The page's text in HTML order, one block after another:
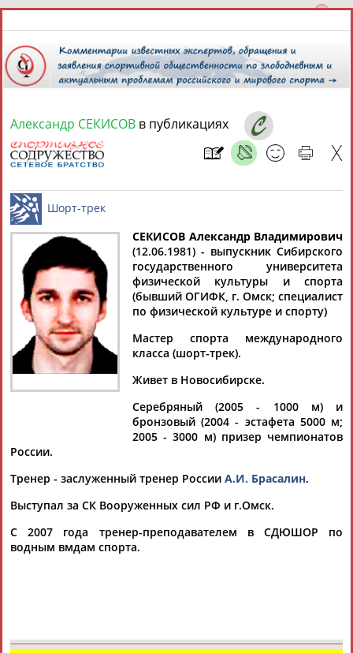
8 августа 2026 года,
СПОРТСМЕНЫ, ТРЕНЕРЫ И СПЕЦИАЛИСТЫ
Найдено: 13181персон Расширенный поиск
Аслаудин
АБАЕВ
Елена
АБАИМОВА
АБАКУМОВА
АБАЛАКИНА
Тамилла
АБАСОВА
Рамазан
АБАЧАРАЕВ
Ростом
АБАШИДЗЕ
Флюра
АББАТЕ-
БУЛАТОВА
Татьяна
АББЯСОВА
АБДИКАРИМОВААБДРАХМАНОВ
Александр СЕКИСОВ в публикациях
Шорт-трек
СЕКИСОВ Александр Владимирович
(12.06.1981) - выпускник Сибирского
государственного университета
физической культуры и спорта
(бывший ОГИФК, г. Омск; специалист
по физической культуре и спорту)
Мастер спорта международного
класса (шорт-трек).
Живет в Новосибирске.
Серебряный (2005 - 1000 м) и
бронзовый (2004 - эстафета 5000 м;
2005 - 3000 м) призер чемпионатов
России.
Тренер - заслуженный тренер России А.И. Брасалин.
Выступал за СК Вооруженных сил РФ и г.Омск.
С 2007 года тренер-преподавателем в СДЮШОР по
водным вмдам спорта.